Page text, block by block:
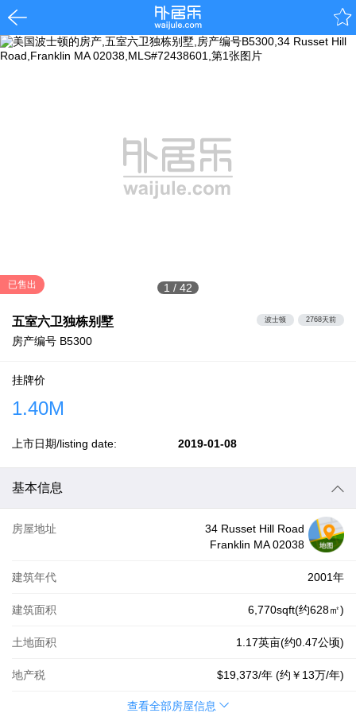
1 / 42
已售出
五室六卫独栋别墅
房产编号 B5300
波士顿 2768天前
挂牌价
1.40M
上市日期/listing date: 2019-01-08
基本信息
房屋地址
34 Russet Hill Road
Franklin MA 02038
建筑年代 2001年
建筑面积 6,770sqft(约628㎡)
土地面积 1.17英亩(约0.47公顷)
地产税 $19,373/年 (约 ￥13万/年)
查看全部房屋信息